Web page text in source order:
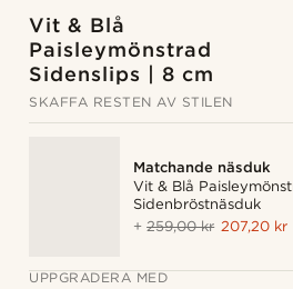
Vit & Blå
Paisleymönstrad
Sidenslips | 8 cm
SKAFFA RESTEN AV STILEN
Matchande näsduk
Vit & Blå
Sidenbröstnäsduk
+259,00 kr 207,20 kr
UPPGRADERA MED